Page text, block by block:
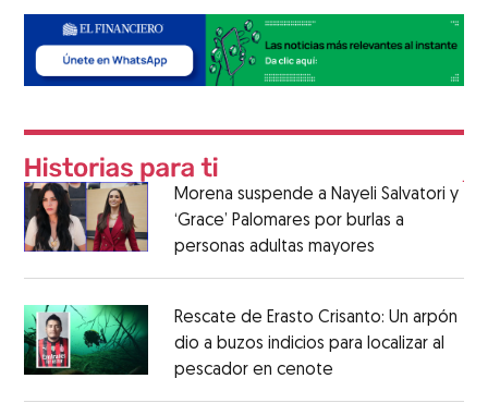
Morena suspende a Nayeli Salvatori y
‘Grace’ Palomares por burlas a
personas adultas mayores
Rescate de Erasto Crisanto: Un arpón
dio a buzos indicios para localizar al
pescador en cenote